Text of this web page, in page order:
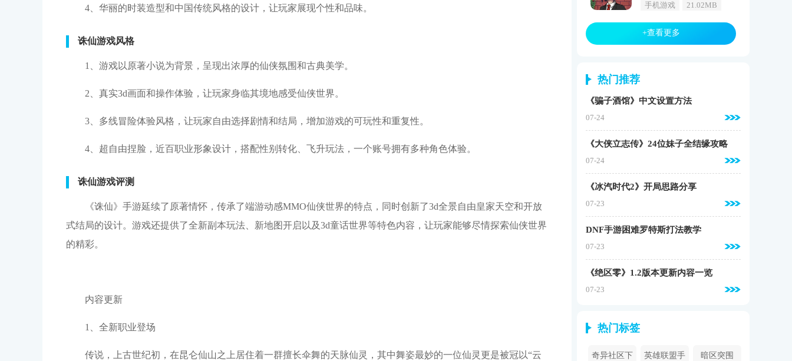
4、华丽的时装造型和中国传统风格的设计，让玩家展现个性和品味。
诛仙游戏风格
1、游戏以原著小说为背景，呈现出浓厚的仙侠氛围和古典美学。
2、真实3d画面和操作体验，让玩家身临其境地感受仙侠世界。
3、多线冒险体验风格，让玩家自由选择剧情和结局，增加游戏的可玩性和重复性。
4、超自由捏脸，近百职业形象设计，搭配性别转化、飞升玩法，一个账号拥有多种角色体验。
诛仙游戏评测
《诛仙》手游延续了原著情怀，传承了端游动感MMO仙侠世界的特点，同时创新了3d全景自由皇家天空和开放
式结局的设计。游戏还提供了全新副本玩法、新地图开启以及3d童话世界等特色内容，让玩家能够尽情探索仙侠世界
的精彩。
内容更新
1、全新职业登场
传说，上古世纪初，在昆仑仙山之上居住着一群擅长伞舞的天脉仙灵，其中舞姿最妙的一位仙灵更是被冠以“云
手机游戏 21.02MB
+查看更多
热门推荐
《骗子酒馆》中文设置方法
07-24
《大侠立志传》24位妹子全结缘攻略
07-24
《冰汽时代2》开局思路分享
07-23
DNF手游困难罗特斯打法教学
07-23
《绝区零》1.2版本更新内容一览
07-23
热门标签
奇异社区下 英雄联盟手 暗区突围